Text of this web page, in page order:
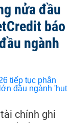
nửa đầu
báo
ngành
chính ghi